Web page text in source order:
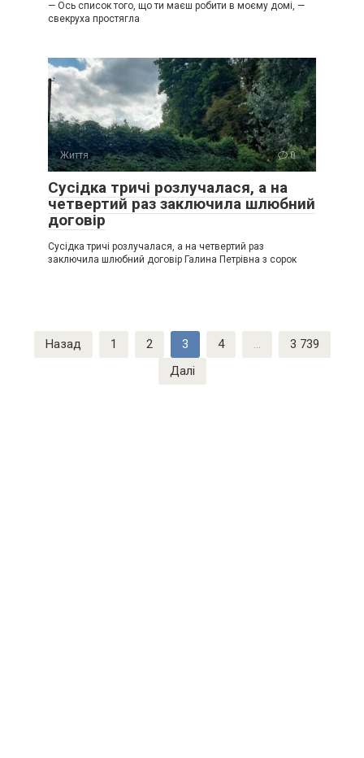
— Ось список того, що ти маєш робити в моєму домі, —
свекруха простягла
Життя 0
Сусідка тричі розлучалася, а на
четвертий раз заключила шлюбний
договір
Сусідка тричі розлучалася, а на четвертий раз
заключила шлюбний договір Галина Петрівна з сорок
Пагінація
записів
Назад 1 2 3 4 …
3 739
Далі